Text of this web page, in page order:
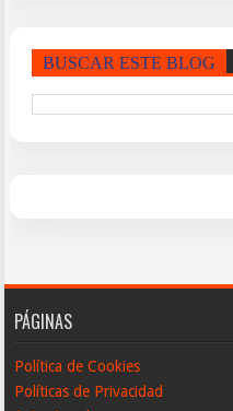
BUSCAR ESTE BLOG
PÁGINAS
Política de Cookies
Políticas de Privacidad